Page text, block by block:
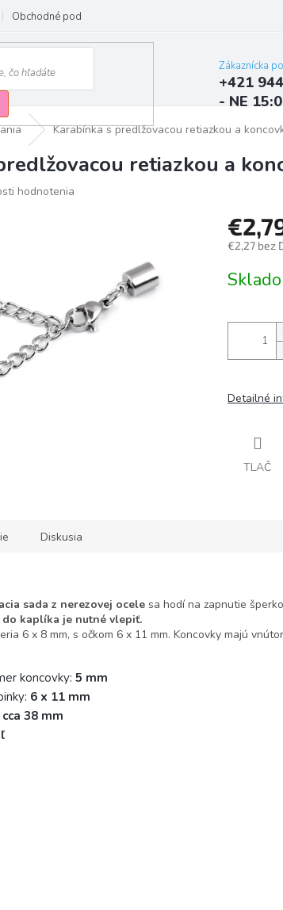
Obchodné podmienky
Zákaznícka
+421
- NE
Karabínka s predlžovacou retiazkou a
retiazkou a
hodnotenia
€2,27 bez
cena:
Detailné
TLAČ
Diskusia
sada z nerezovej ocele sa hodí na zapnutie
do kaplíka je nutné vlepiť.
6 x 8 mm, s očkom 6 x 11 mm. Koncovky majú
koncovky: 5 mm
6 x 11 mm
cca 38 mm